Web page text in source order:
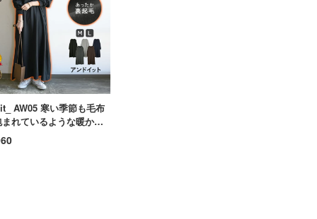
AW05 寒い季節も毛布
まれているような暖かさ
毛マキシワンピース 体
バー 防寒 ロング丈